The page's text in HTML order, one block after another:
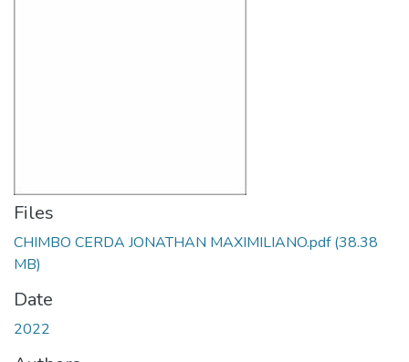
Files
CHIMBO CERDA JONATHAN MAXIMILIANO.pdf(38.38
MB)
Date
2022